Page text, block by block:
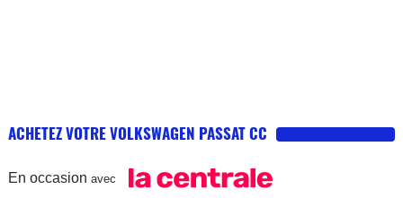
ACHETEZ VOTRE VOLKSWAGEN PASSAT CC
En occasion avec